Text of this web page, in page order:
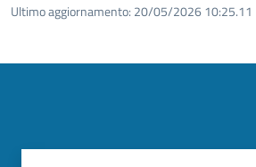
Ultimo aggiornamento: 20/05/2026 10:25.11